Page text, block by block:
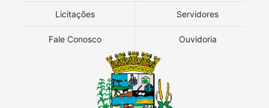
Licitações Servidores
Fale Conosco Ouvidoria